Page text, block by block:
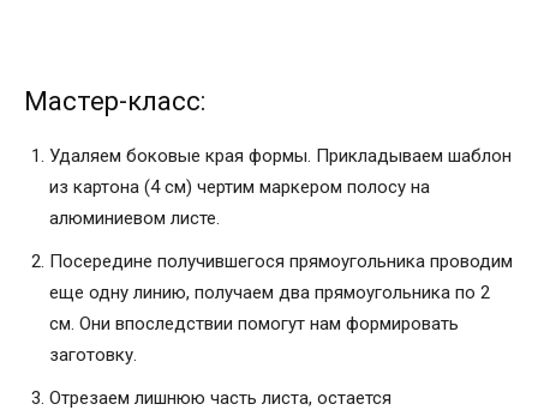
Мастер-класс:
Удаляем боковые края формы. Прикладываем шаблон
из картона (4 см) чертим маркером полосу на
алюминиевом листе.
Посередине получившегося прямоугольника проводим
еще одну линию, получаем два прямоугольника по 2
см. Они впоследствии помогут нам формировать
заготовку.
Отрезаем лишнюю часть листа, остается